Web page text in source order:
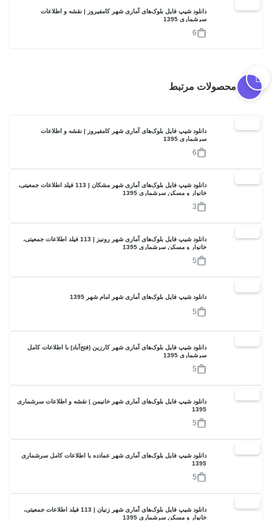
دانلود شیپ فایل بلوک‌های آماری شهر کامفیروز | نقشه و اطلاعات
سرشماری 1395
6
محصولات مرتبط
دانلود شیپ فایل بلوک‌های آماری شهر کامفیروز | نقشه و اطلاعات
سرشماری 1395
6
دانلود شیپ فایل بلوک‌های آماری شهر مشکان | 113 فیلد اطلاعات جمعیتی،
خانوار و مسکن سرشماری 1395
3
دانلود شیپ فایل بلوک‌های آماری شهر رونیز | 113 فیلد اطلاعات جمعیتی،
خانوار و مسکن سرشماری 1395
5
دانلود شیپ فایل بلوک‌های آماری شهر امام شهر 1395
5
دانلود شیپ فایل بلوک‌های آماری شهر کارزین (فتح‌آباد) با اطلاعات کامل
سرشماری 1395
5
دانلود شیپ فایل بلوک‌های آماری شهر خانیمن | نقشه و اطلاعات سرشماری
1395
5
دانلود شیپ فایل بلوک‌های آماری شهر عمادده با اطلاعات کامل سرشماری
1395
5
دانلود شیپ فایل بلوک‌های آماری شهر زنیان | 113 فیلد اطلاعات جمعیتی،
خانوار و مسکن سرشماری 1395